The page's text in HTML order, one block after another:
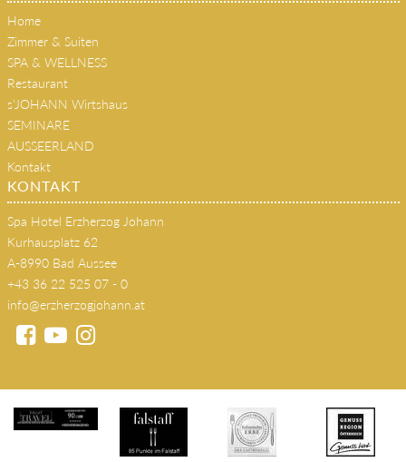
Home
Zimmer & Suiten
SPA & WELLNESS
Restaurant
s'JOHANN Wirtshaus
SEMINARE
AUSSEERLAND
Kontakt
KONTAKT
Spa Hotel Erzherzog Johann
Kurhausplatz 62
A-8990 Bad Aussee
+43 36 22 525 07 - 0
info@erzherzogjohann.at